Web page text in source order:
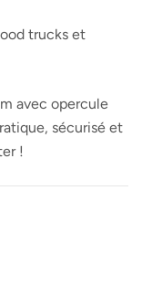
trucks et
avec opercule
sécurisé et
!